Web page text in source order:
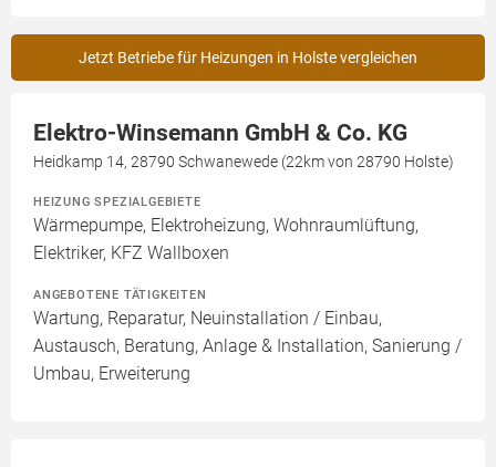
Jetzt Betriebe für Heizungen in Holste vergleichen
Elektro-Winsemann GmbH & Co. KG
Heidkamp 14, 28790 Schwanewede (22km von 28790 Holste)
HEIZUNG SPEZIALGEBIETE
Wärmepumpe, Elektroheizung, Wohnraumlüftung,
Elektriker, KFZ Wallboxen
ANGEBOTENE TÄTIGKEITEN
Wartung, Reparatur, Neuinstallation / Einbau,
Austausch, Beratung, Anlage & Installation, Sanierung /
Umbau, Erweiterung